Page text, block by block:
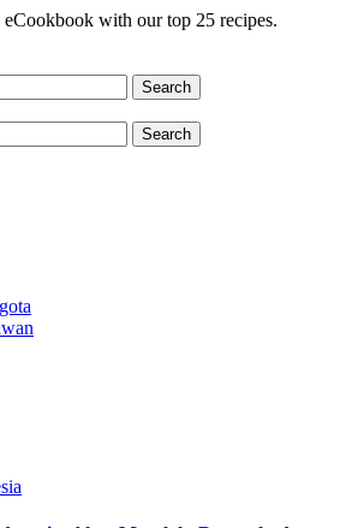
eCookbook with our top 25 recipes.